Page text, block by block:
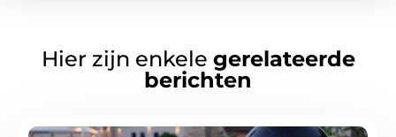
Hier zijn enkele gerelateerde
berichten